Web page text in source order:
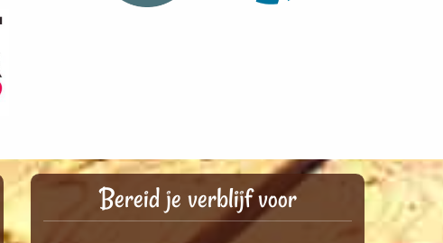
Bereid je verblijf voor